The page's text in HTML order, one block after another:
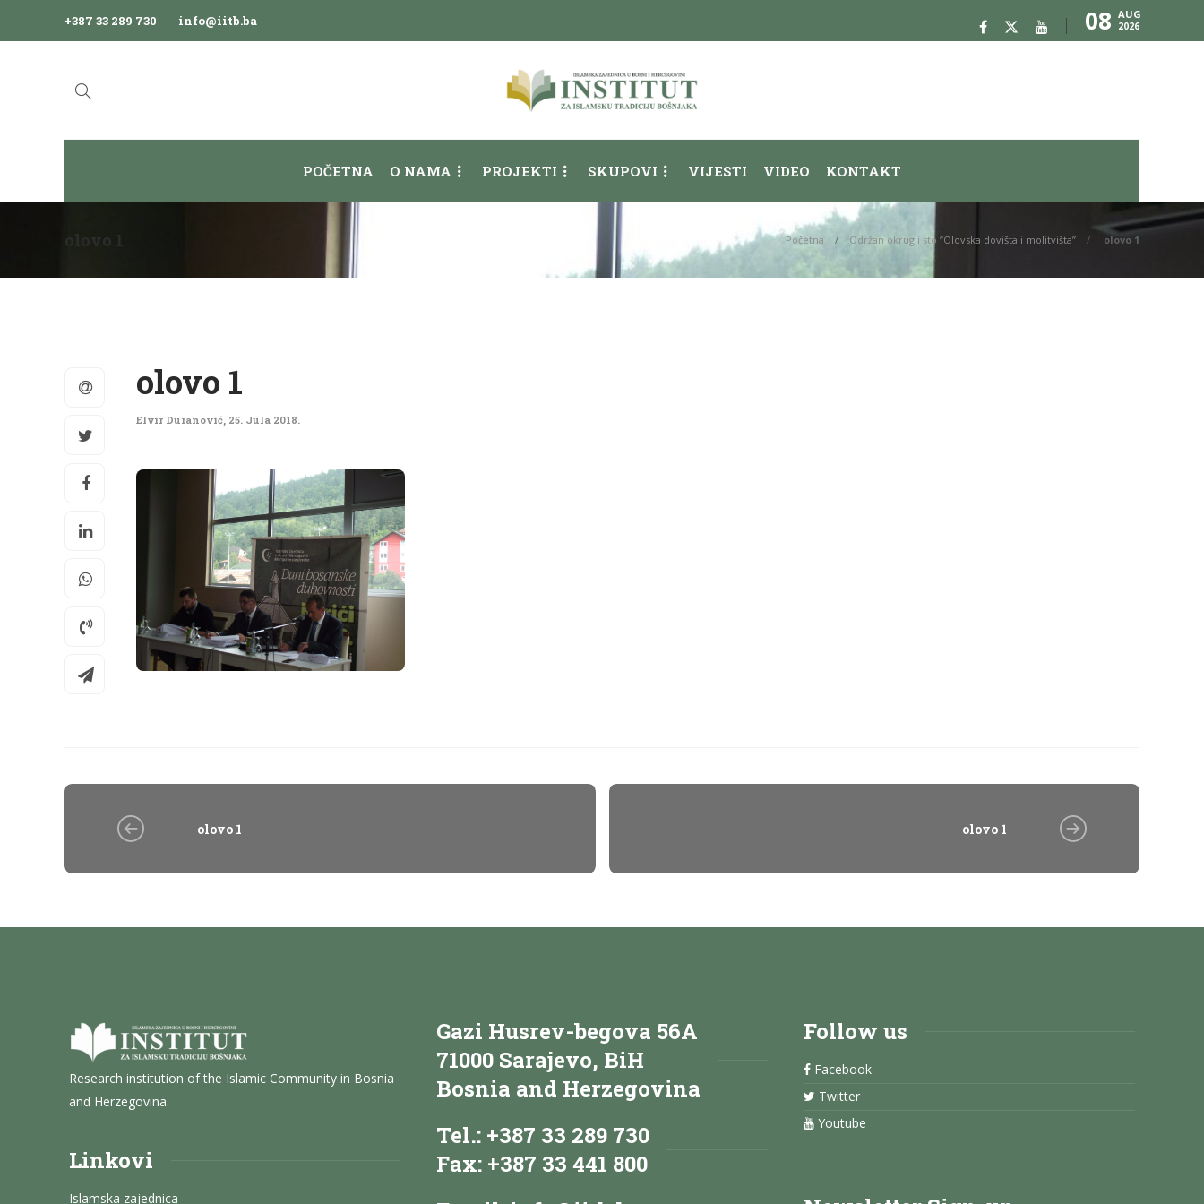
+387 33 289 730 info@iitb.ba 08 AUG
2026
POČETNA O NAMA PROJEKTI SKUPOVI VIJESTI VIDEO KONTAKT
olovo 1 Početna Održan okrugli sto “Olovska dovišta i molitvišta” olovo 1
olovo 1
Elvir Duranović, 25. Jula 2018.
olovo 1 olovo 1
Research institution of the Islamic Community in Bosnia
and Herzegovina.
Linkovi
Islamska zajednica
Gazi Husrev-begova 56A
71000 Sarajevo, BiH
Bosnia and Herzegovina
Tel.: +387 33 289 730
Fax: +387 33 441 800
Follow us
Facebook
Twitter
Youtube